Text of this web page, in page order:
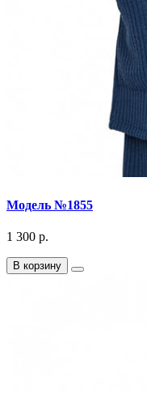
Модель №1855
1 300 р.
В корзину